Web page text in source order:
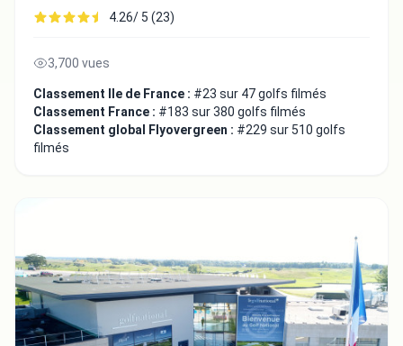
4.26/ 5 (23)
3,700 vues
Classement Ile de France : #23 sur 47 golfs filmés
Classement France : #183 sur 380 golfs filmés
Classement global Flyovergreen : #229 sur 510 golfs
filmés